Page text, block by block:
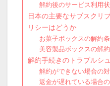
解約後のサービス利用
日本の主要なサブスクリ
リシーはどうか
お菓子ボックスの解約
美容製品ボックスの解
解約手続きのトラブルシ
解約ができない場合の
返金が遅れている場合